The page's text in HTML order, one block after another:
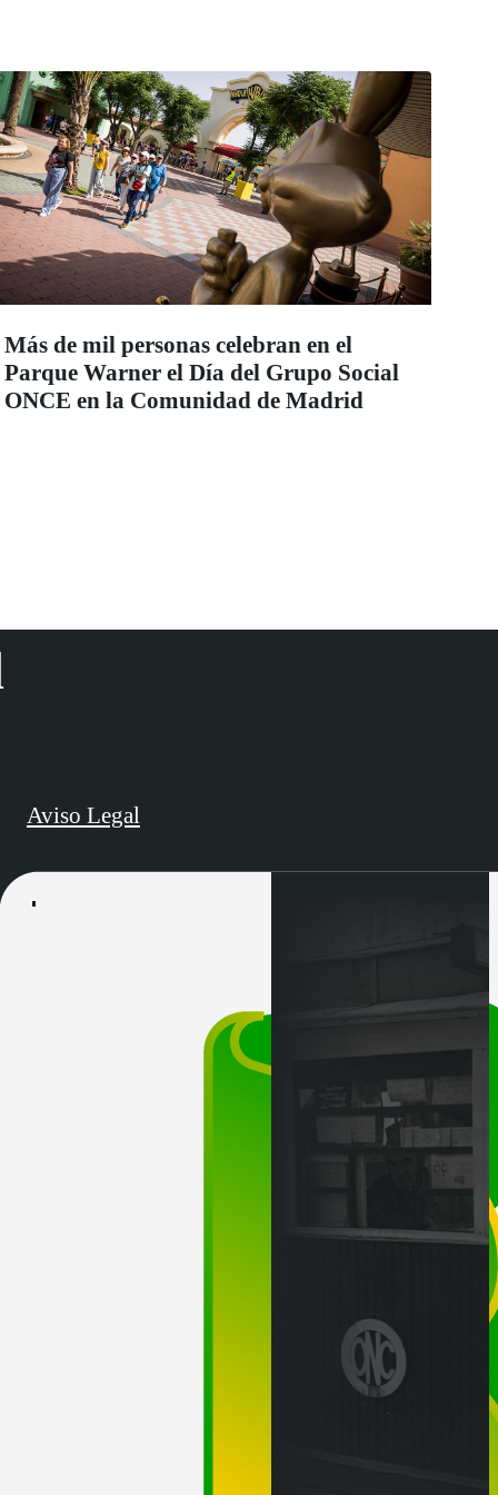
Más de mil personas celebran en el
Parque Warner el Día del Grupo Social
ONCE en la Comunidad de Madrid
Aviso Legal